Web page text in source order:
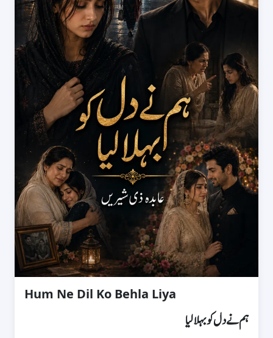
Hum Ne Dil Ko Behla Liya
ہم نے دل کو بہلا لیا